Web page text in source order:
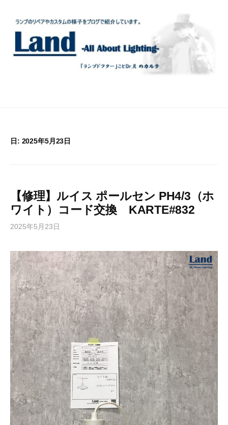
日: 2025年5月23日
【修理】ルイス ポールセン PH4/3（ホ
ワイト）コード交換 KARTE#832
2025年5月23日